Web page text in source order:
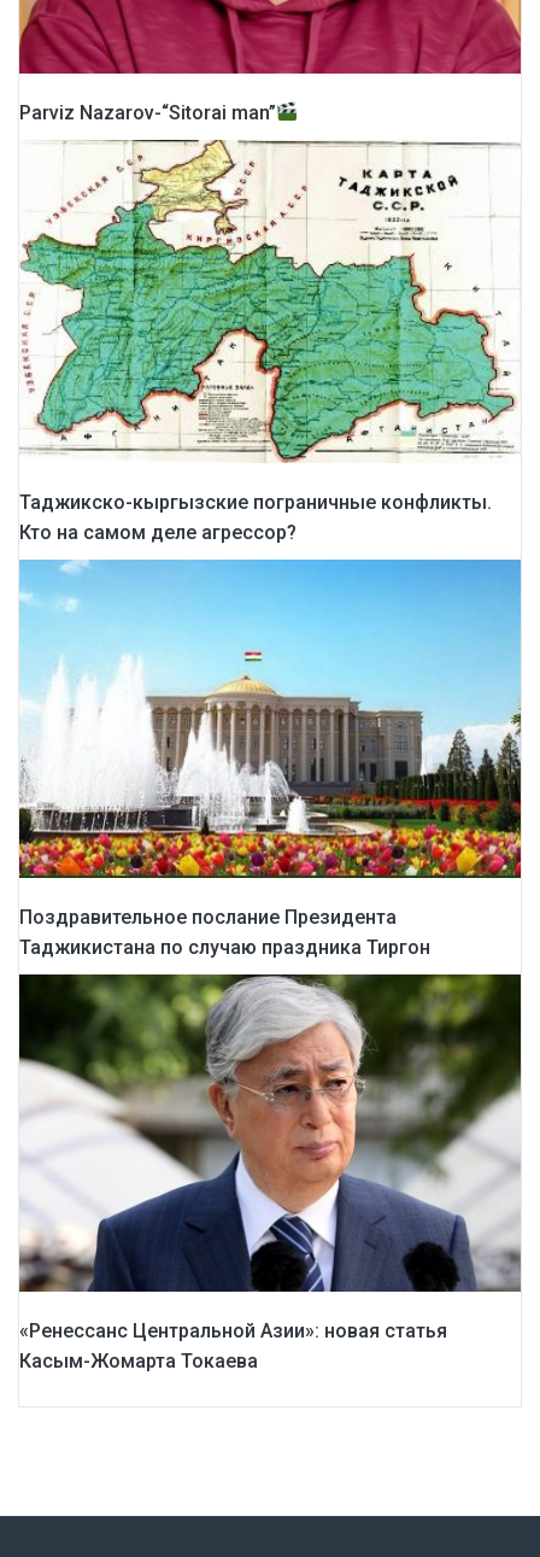
Parviz Nazarov-“Sitorai man”
Таджикско-кыргызские пограничные конфликты.
Кто на самом деле агрессор?
Поздравительное послание Президента
Таджикистана по случаю праздника Тиргон
«Ренессанс Центральной Азии»: новая статья
Касым-Жомарта Токаева